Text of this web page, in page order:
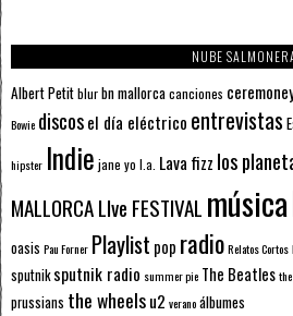
NUBE
Albert Petitblurbn mallorcacanciones
Bowie discosel día eléctrico entrevistas
hipster Indie jane yo l.a. Lava fizz los
MALLORCA LIve FESTIVAL música
oasis Pau Forner Playlist pop radioRelatos Cortos
sputnik sputnik radio summer pie The Beatles
prussians the wheelsu2 veranoálbumes